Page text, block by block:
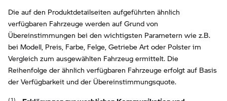
Die auf den Produktdetailseiten aufgeführten ähnlich
verfügbaren Fahrzeuge werden auf Grund von
Übereinstimmungen bei den wichtigsten Parametern wie z.B.
bei Modell, Preis, Farbe, Felge, Getriebe Art oder Polster im
Vergleich zum ausgewählten Fahrzeug ermittelt. Die
Reihenfolge der ähnlich verfügbaren Fahrzeuge erfolgt auf Basis
der Verfügbarkeit und der Übereinstimmungsquote.